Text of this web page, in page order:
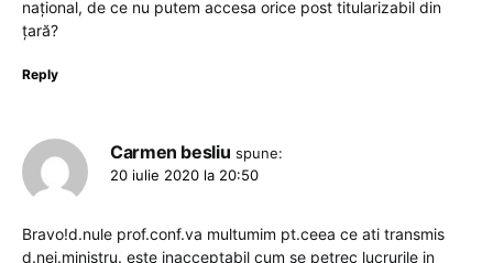
național, de ce nu putem accesa orice post titularizabil din
țară?
Reply
Carmen besliu spune:
20 iulie 2020 la 20:50
Bravo!d.nule prof.conf.va multumim pt.ceea ce ati transmis
d.nei.ministru. este inacceptabil cum se petrec lucrurile in